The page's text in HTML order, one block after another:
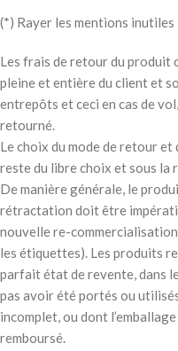
(*) Rayer les mentions inutiles
Les frais de retour du produit
pleine et entière du client et
entrepôts et ceci en cas de
retourné.
Le choix du mode de retour
reste du libre choix et sous la
De manière générale, le
rétractation doit être
nouvelle re-
les étiquettes). Les produits
parfait état de revente, dans
pas avoir été portés ou
incomplet, ou dont
remboursé.